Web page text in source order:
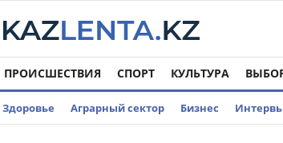
ПРОИСШЕСТВИЯ СПОРТ КУЛЬТУРА
Здоровье Аграрный сектор Бизнес